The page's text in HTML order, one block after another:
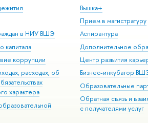
в НИУ ВШЭ
капитала
коррупции
расходах, об
характера
Вышка+
Прием в магистратуру
Аспирантура
Дополнительное
Центр развития
Бизнес-инкубатор
Образовательные
Обратная связь и
с получателями услуг